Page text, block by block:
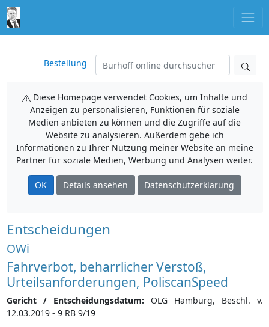
Bestellung
Diese Homepage verwendet Cookies, um Inhalte und
Anzeigen zu personalisieren, Funktionen für soziale
Medien anbieten zu können und die Zugriffe auf die
Website zu analysieren. Außerdem gebe ich
Informationen zu Ihrer Nutzung meiner Website an meine
Partner für soziale Medien, Werbung und Analysen weiter.
OK Details ansehen Datenschutzerklärung
Entscheidungen
OWi
Fahrverbot, beharrlicher Verstoß,
Urteilsanforderungen, PoliscanSpeed
Gericht / Entscheidungsdatum: OLG Hamburg, Beschl. v.
12.03.2019 - 9 RB 9/19